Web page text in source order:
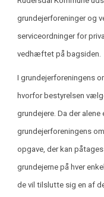
grundejerforeninger og
serviceordninger for
vedhæftet på bagsiden.
I grundejerforeningens
hvorfor bestyrelsen
grundejere. Da der
grundejerforeningens
opgave, der kan
grundejerne på hver
de vil tilslutte sig en af